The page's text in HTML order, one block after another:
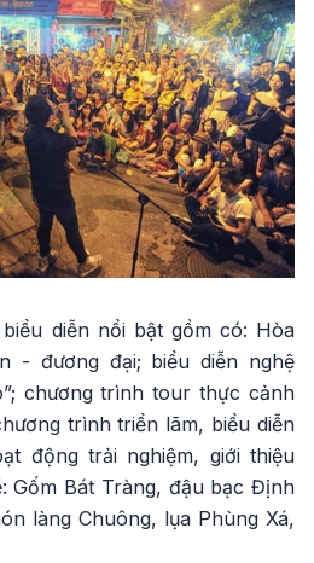
diễn nổi bật gồm có: Hòa
- đương đại; biểu diễn nghệ
chương trình tour thực cảnh
trình triển lãm, biểu diễn
động trải nghiệm, giới thiệu
Gốm Bát Tràng, đậu bạc Định
làng Chuông, lụa Phùng Xá,